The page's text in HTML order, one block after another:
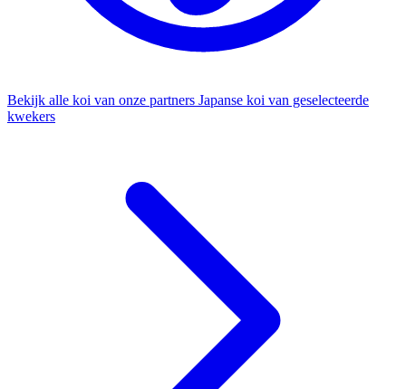
Bekijk alle koi van onze partners Japanse koi van geselecteerde
kwekers